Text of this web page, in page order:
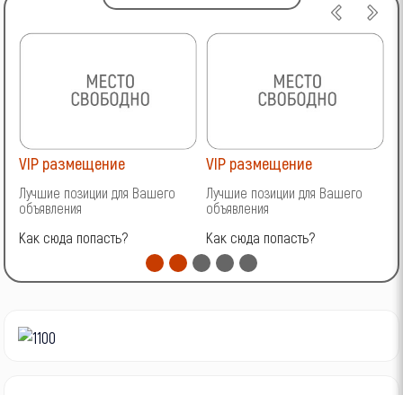
VIP размещение
Лучшие позиции для Вашего
объявления
Как сюда попасть?
VIP размещение
Лучшие позиции для Вашего
объявления
Как сюда попасть?